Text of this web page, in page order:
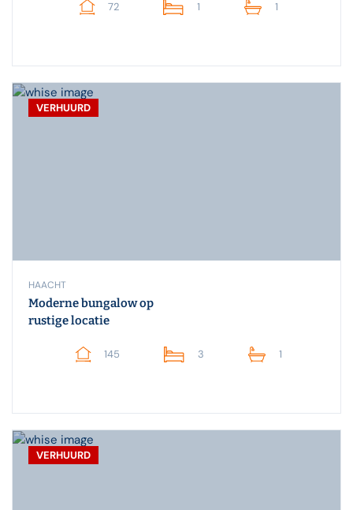
72 1 1
VERHUURD
HAACHT
Moderne bungalow op
rustige locatie
145 3 1
VERHUURD